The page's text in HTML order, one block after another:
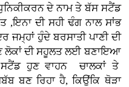
ਦੇ ਨਾਮ ਤੇ ਬੱਸ ਸਟੈਂਡ
ਦੀ ਸਹੀ ਢੰਗ ਨਾਲ ਸਾਂਭ
ਹੁੰਦੇ ਬਰਸਾਤੀ ਪਾਣੀ ਦੀ
ਲੋਕਾਂ ਦੀ ਸਹੂਲਤ ਲਈ ਬਣਾਇਆ
ਹੁਣ ਵਾਹਨ ਚਾਲਕਾਂ ਤੇ
ਬਣ ਰਿਹਾ ਹੈ, ਕਿਉਂਕਿ ਥੋੜਾ